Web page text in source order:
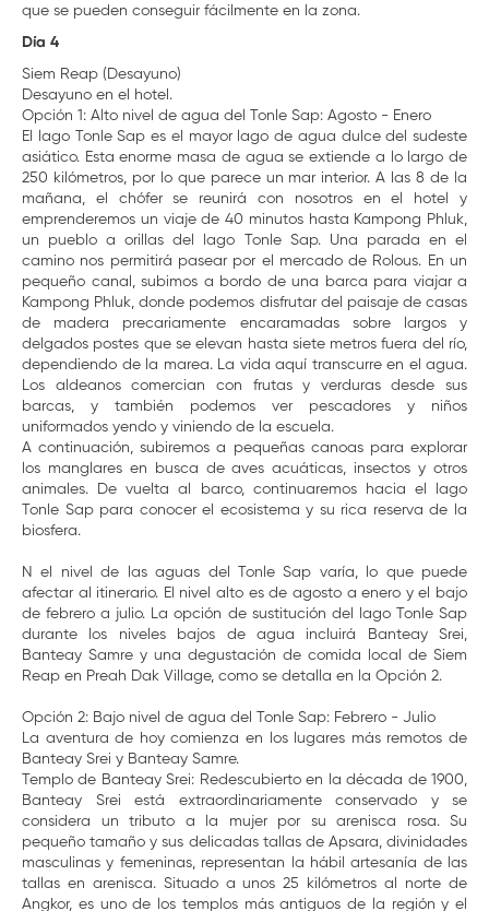
que se pueden conseguir fácilmente en la zona.
Día 4
Siem Reap (Desayuno)
Desayuno en el hotel.
Opción 1: Alto nivel de agua del Tonle Sap: Agosto - Enero
El lago Tonle Sap es el mayor lago de agua dulce del sudeste
asiático. Esta enorme masa de agua se extiende a lo largo de
250 kilómetros, por lo que parece un mar interior. A las 8 de la
mañana, el chófer se reunirá con nosotros en el hotel y
emprenderemos un viaje de 40 minutos hasta Kampong Phluk,
un pueblo a orillas del lago Tonle Sap. Una parada en el
camino nos permitirá pasear por el mercado de Rolous. En un
pequeño canal, subimos a bordo de una barca para viajar a
Kampong Phluk, donde podemos disfrutar del paisaje de casas
de madera precariamente encaramadas sobre largos y
delgados postes que se elevan hasta siete metros fuera del río,
dependiendo de la marea. La vida aquí transcurre en el agua.
Los aldeanos comercian con frutas y verduras desde sus
barcas, y también podemos ver pescadores y niños
uniformados yendo y viniendo de la escuela.
A continuación, subiremos a pequeñas canoas para explorar
los manglares en busca de aves acuáticas, insectos y otros
animales. De vuelta al barco, continuaremos hacia el lago
Tonle Sap para conocer el ecosistema y su rica reserva de la
biosfera.
N el nivel de las aguas del Tonle Sap varía, lo que puede
afectar al itinerario. El nivel alto es de agosto a enero y el bajo
de febrero a julio. La opción de sustitución del lago Tonle Sap
durante los niveles bajos de agua incluirá Banteay Srei,
Banteay Samre y una degustación de comida local de Siem
Reap en Preah Dak Village, como se detalla en la Opción 2.
Opción 2: Bajo nivel de agua del Tonle Sap: Febrero - Julio
La aventura de hoy comienza en los lugares más remotos de
Banteay Srei y Banteay Samre.
Templo de Banteay Srei: Redescubierto en la década de 1900,
Banteay Srei está extraordinariamente conservado y se
considera un tributo a la mujer por su arenisca rosa. Su
pequeño tamaño y sus delicadas tallas de Apsara, divinidades
masculinas y femeninas, representan la hábil artesanía de las
tallas en arenisca. Situado a unos 25 kilómetros al norte de
Angkor, es uno de los templos más antiguos de la región y el